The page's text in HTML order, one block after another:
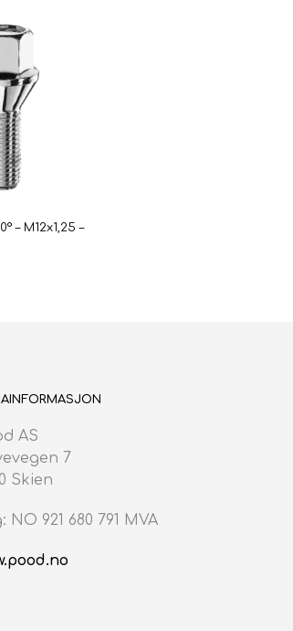
– M12x1,25 –
AS
7
Skien
NO 921 680 791 MVA